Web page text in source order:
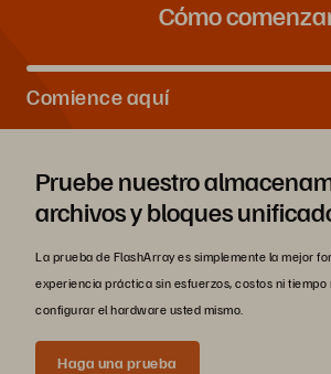
Cómo
Comience aquí
Pruebe nuestro
archivos y bloques
La prueba de FlashArray es simplemente la mejor
experiencia práctica sin esfuerzos, costos ni
configurar el hardware usted mismo.
Haga una prueba